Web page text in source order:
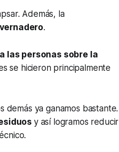
Además, la
.
las personas sobre la
se hicieron principalmente
demás ya ganamos bastante.
y así logramos reducir